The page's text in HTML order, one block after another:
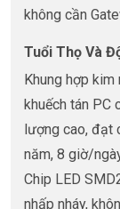
không cần
Tuổi Thọ Và
Khung hợp
khuếch tán PC
lượng cao, đạt
năm, 8 giờ/
Chip LED
nhấp nháy,